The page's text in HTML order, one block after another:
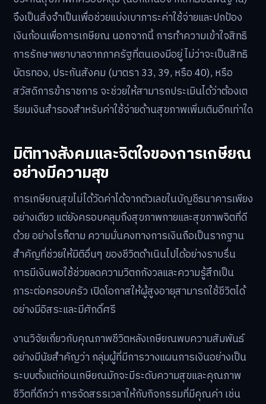
จึงเป็นสิ่งจำเป็นเพื่อช่วยแบ่งเบาภาระค่าใช้จ่ายและปกป้อง
เงินก้อนเพื่อการเกษียณ นอกจากนี้ การทำความเข้าใจสิทธิ
การรักษาพยาบาลจากภาครัฐที่ตนเองมีอยู่ ไม่ว่าจะเป็นสิทธิ
บัตรทอง, ประกันสังคม (มาตรา 33, 39, หรือ 40), หรือ
สวัสดิการข้าราชการ จะช่วยให้สามารถประเมินได้ว่าต้องเต
รียมเงินสำรองสำหรับค่าใช้จ่ายด้านสุขภาพเพิ่มเติมอีกเท่าใด
มิติทางสังคมและจิตใจของการเกษียณ
อย่างมีความสุข
การเกษียณสุขไม่ได้วัดค่าได้จากตัวเลขในบัญชีธนาคารเพียง
อย่างเดียว แต่ยังครอบคลุมถึงสุขภาพกายและสุขภาพจิตที่ดี
ด้วย อย่างไรก็ตาม ความมั่นคงทางการเงินถือเป็นรากฐาน
สำคัญที่ช่วยให้มิติอื่นๆ ของชีวิตดำเนินไปได้อย่างราบรื่น
การมีเงินพอใช้ช่วยลดความวิตกกังวลและความรู้สึกเป็น
ภาระต่อครอบครัว เปิดโอกาสให้ผู้สูงอายุสามารถใช้ชีวิตได้
อย่างมีอิสระและมีศักดิ์ศรี
งานวิจัยเกี่ยวกับคุณภาพชีวิตหลังเกษียณพบความสัมพันธ์
อย่างมีนัยสำคัญว่า กลุ่มผู้ที่มีการวางแผนการเงินอย่างเป็น
ระบบตั้งแต่ก่อนเกษียณมักจะมีระดับความสุขและคุณภาพ
ชีวิตที่ดีกว่า การจัดสรรเวลาให้กับกิจกรรมที่มีคุณค่า เช่น